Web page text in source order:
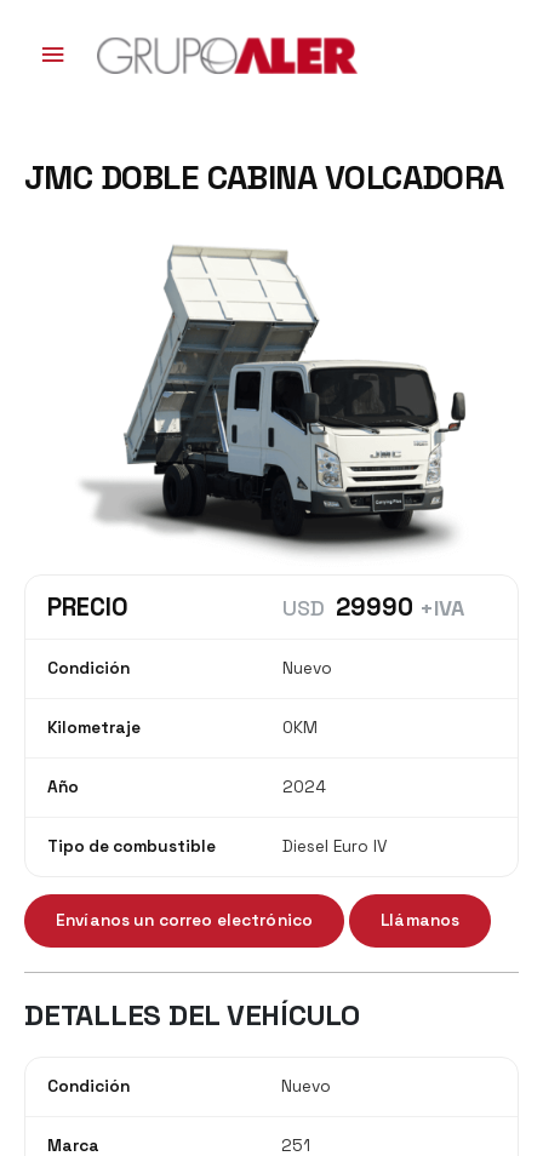
contenidoMenú
JMC DOBLE CABINA VOLCADORA
PRECIO USD 29990 +IVA
Condición Nuevo
Kilometraje 0KM
Año 2024
Tipo de combustible Diesel Euro IV
Envíanos un correo electrónico Llámanos
DETALLES DEL VEHÍCULO
Condición Nuevo
Marca 251